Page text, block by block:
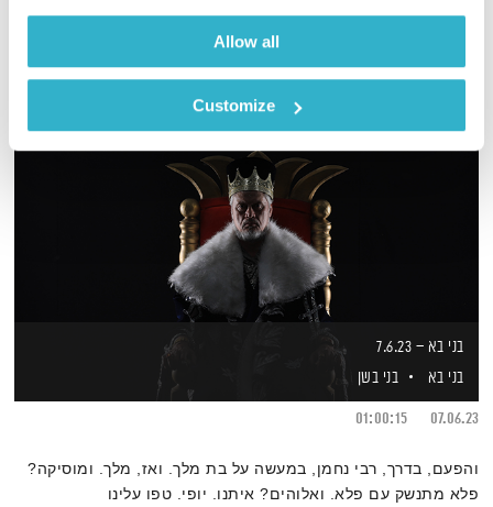
Allow all
Customize
בני בא – 7.6.23
בני בא
בני בשן
07.06.23
01:00:15
והפעם, בדרך, רבי נחמן, במעשה על בת מלך. ואז, מלך. ומוסיקה?
פלא מתנשק עם פלא. ואלוהים? איתנו. יופי. טפו עלינו